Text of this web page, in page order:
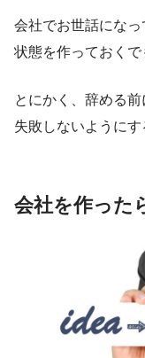
会社でお世話にな
状態を作っておくで
とにかく、辞める
失敗しないようにす
会社を作った